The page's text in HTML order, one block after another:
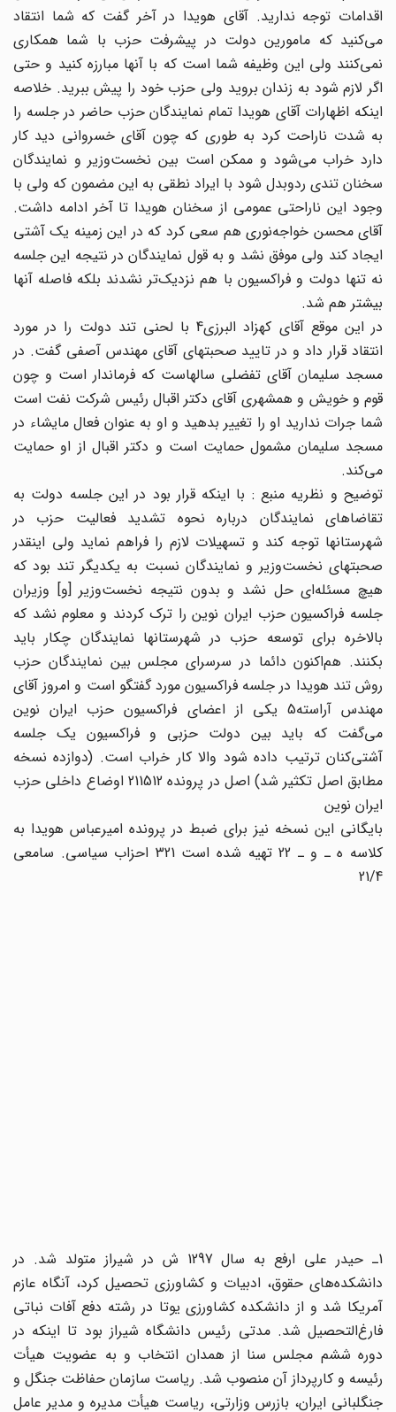
اقدامات توجه ندارید. آقاى هویدا در آخر گفت که شما انتقاد
مى‌کنید که مامورین دولت در پیشرفت حزب با شما همکارى
نمى‌کنند ولى این وظیفه شما است که با آنها مبارزه کنید و حتى
اگر لازم شود به زندان بروید ولى حزب خود را پیش ببرید. خلاصه
اینکه اظهارات آقاى هویدا تمام نمایندگان حزب حاضر در جلسه را
به شدت ناراحت کرد به طورى که چون آقاى خسروانى دید کار
دارد خراب مى‌شود و ممکن است بین نخست‌وزیر و نمایندگان
سخنان تندى ردوبدل شود با ایراد نطقى به این مضمون که ولى با
وجود این ناراحتى عمومى از سخنان هویدا تا آخر ادامه داشت.
آقاى محسن خواجه‌نورى هم سعى کرد که در این زمینه یک آشتى
ایجاد کند ولى موفق نشد و به قول نمایندگان در نتیجه این جلسه
نه تنها دولت و فراکسیون با هم نزدیک‌تر نشدند بلکه فاصله آنها
بیشتر هم شد.
در این موقع آقاى کهزاد البرزى4 با لحنى تند دولت را در مورد
انتقاد قرار داد و در تایید صحبتهاى آقاى مهندس آصفى گفت. در
مسجد سلیمان آقاى تفضلى سالهاست که فرماندار است و چون
قوم و خویش و همشهرى آقاى دکتر اقبال رئیس شرکت نفت است
شما جرات ندارید او را تغییر بدهید و او به عنوان فعال مایشاء در
مسجد سلیمان مشمول حمایت است و دکتر اقبال از او حمایت
مى‌کند.
توضیح و نظریه منبع : با اینکه قرار بود در این جلسه دولت به
تقاضاهاى نمایندگان درباره نحوه تشدید فعالیت حزب در
شهرستانها توجه کند و تسهیلات لازم را فراهم نماید ولى اینقدر
صحبتهاى نخست‌وزیر و نمایندگان نسبت به یکدیگر تند بود که
هیچ مسئله‌اى حل نشد و بدون نتیجه نخست‌وزیر [و] وزیران
جلسه فراکسیون حزب ایران نوین را ترک کردند و معلوم نشد که
بالاخره براى توسعه حزب در شهرستانها نمایندگان چکار باید
بکنند. هم‌اکنون دائما در سرسراى مجلس بین نمایندگان حزب
روش تند هویدا در جلسه فراکسیون مورد گفتگو است و امروز آقاى
مهندس آراسته5 یکى از اعضاى فراکسیون حزب ایران نوین
مى‌گفت که باید بین دولت حزبى و فراکسیون یک جلسه
آشتى‌کنان ترتیب داده شود والا کار خراب است. (دوازده نسخه
مطابق اصل تکثیر شد) اصل در پرونده 211512 اوضاع داخلى حزب
ایران نوین
بایگانى این نسخه نیز براى ضبط در پرونده امیرعباس هویدا به
کلاسه ه ـ و ـ 22 تهیه شده است 321 احزاب سیاسى. سامعى
21/4
1ـ حیدر على ارفع به سال 1297 ش در شیراز متولد شد. در
دانشکده‌هاى حقوق، ادبیات و کشاورزى تحصیل کرد، آنگاه عازم
آمریکا شد و از دانشکده کشاورزى یوتا در رشته دفع آفات نباتى
فارغ‌التحصیل شد. مدتى رئیس دانشگاه شیراز بود تا اینکه در
دوره ششم مجلس سنا از همدان انتخاب و به عضویت هیأت
رئیسه و کارپرداز آن منصوب شد. ریاست سازمان حفاظت جنگل و
جنگلبانى ایران، بازرس وزارتى، ریاست هیأت مدیره و مدیر عامل